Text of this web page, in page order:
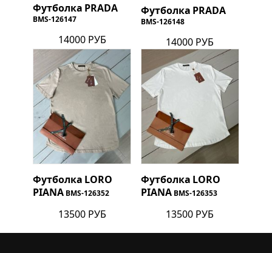
Футболка PRADA
BMS-126147
14000 РУБ
Футболка PRADA
BMS-126148
14000 РУБ
Футболка LORO
PIANA BMS-126352
13500 РУБ
Футболка LORO
PIANA BMS-126353
13500 РУБ